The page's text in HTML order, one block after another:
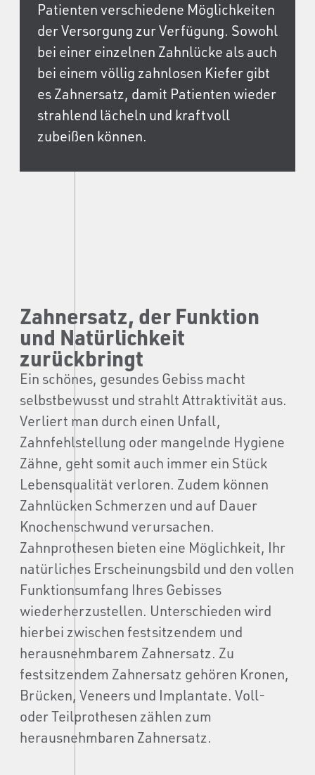
Patienten verschiedene Möglichkeiten
der Versorgung zur Verfügung. Sowohl
bei einer einzelnen Zahnlücke als auch
bei einem völlig zahnlosen Kiefer gibt
es Zahnersatz, damit Patienten wieder
strahlend lächeln und kraftvoll
zubeißen können.
Zahnersatz, der Funktion
und Natürlichkeit
zurückbringt
Ein schönes, gesundes Gebiss macht
selbstbewusst und strahlt Attraktivität aus.
Verliert man durch einen Unfall,
Zahnfehlstellung oder mangelnde Hygiene
Zähne, geht somit auch immer ein Stück
Lebensqualität verloren. Zudem können
Zahnlücken Schmerzen und auf Dauer
Knochenschwund verursachen.
Zahnprothesen bieten eine Möglichkeit, Ihr
natürliches Erscheinungsbild und den vollen
Funktionsumfang Ihres Gebisses
wiederherzustellen. Unterschieden wird
hierbei zwischen festsitzendem und
herausnehmbarem Zahnersatz. Zu
festsitzendem Zahnersatz gehören Kronen,
Brücken, Veneers und Implantate. Voll-
oder Teilprothesen zählen zum
herausnehmbaren Zahnersatz.